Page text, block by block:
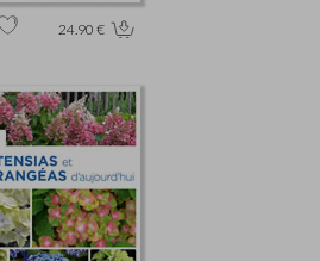
24.90 €